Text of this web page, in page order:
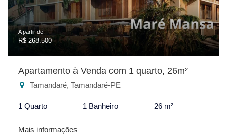
A partir de:
R$ 268.500
Apartamento à Venda com 1 quarto, 26m²
Tamandaré, Tamandaré-PE
1 Quarto 1 Banheiro 26 m²
Mais informações